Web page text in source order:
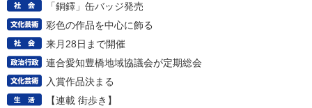
「銅鐸」缶バッジ発売
彩色の作品を中心に飾る
来月28日まで開催
連合愛知豊橋地域協議会が定期総会
入賞作品決まる
【連載 街歩き】